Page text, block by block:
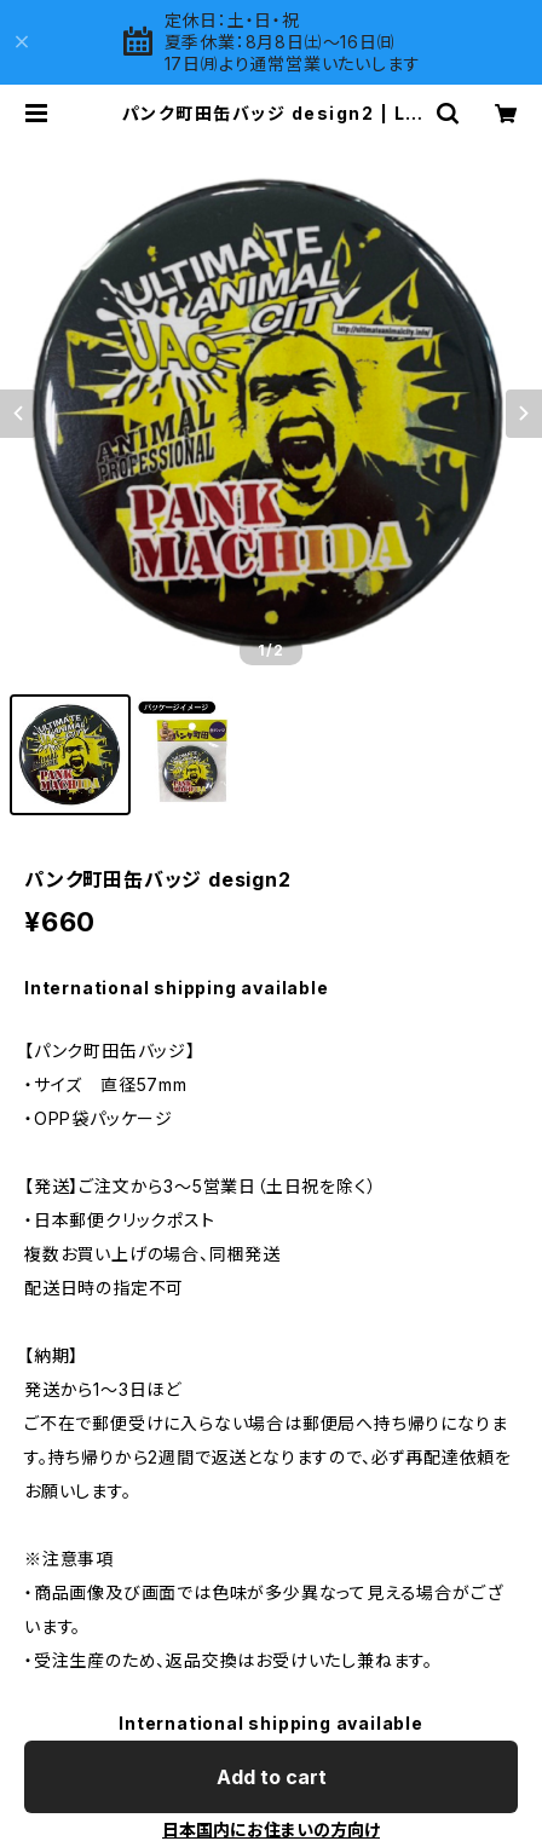
定休日：土・日・祝
夏季休業：8月8日㈯～16日㈰
17日㈪より通常営業いたいします
パンク町田缶バッジ design2 | LO
1/2
パンク町田缶バッジ design2
¥660
International shipping available
【パンク町田缶バッジ】
・サイズ 直径57mm
・OPP袋パッケージ
【発送】ご注文から3〜5営業日（土日祝を除く）
・日本郵便クリックポスト
複数お買い上げの場合、同梱発送
配送日時の指定不可
【納期】
発送から1〜3日ほど
ご不在で郵便受けに入らない場合は郵便局へ持ち帰りになりま
す。持ち帰りから2週間で返送となりますので、必ず再配達依頼を
お願いします。
※注意事項
・商品画像及び画面では色味が多少異なって見える場合がござ
います。
・受注生産のため、返品交換はお受けいたし兼ねます。
International shipping available
Add to cart
日本国内にお住まいの方向け